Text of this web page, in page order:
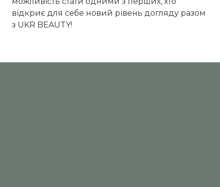
відкриє для себе новий рівень догляду разом
з UKR BEAUTY!